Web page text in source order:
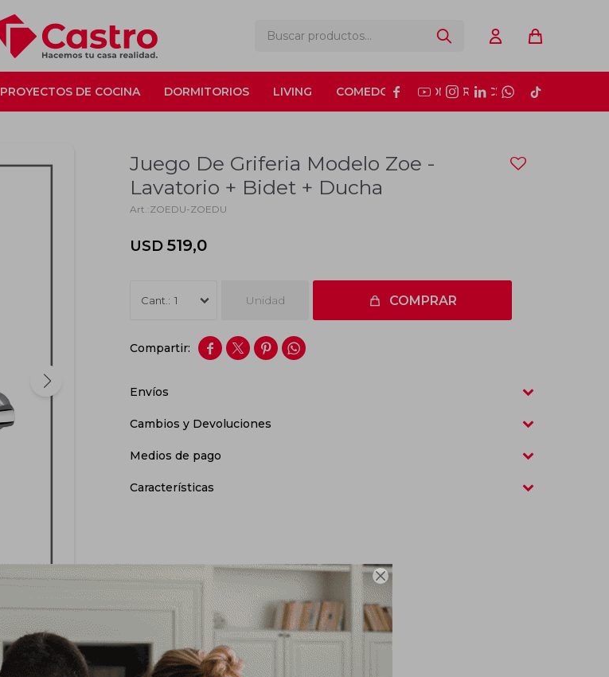

PROYECTOS DE COCINA DORMITORIOS LIVING COMEDOR CONSTRUCCIÓN
     
Juego De Griferia Modelo Zoe -
Lavatorio + Bidet + Ducha
ZOEDU-ZOEDU
USD 519,0
1 Unidad COMPRAR
   
Envíos
Cambios y Devoluciones
Medios de pago
Características